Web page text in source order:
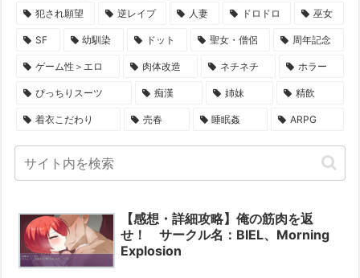
犯され願望 逆レイプ 人妻 ドロドロ 巫女
SF 幼馴染 ドット 聖女・僧侶 周年記念
ゲーム性＞エロ 肉体改造 ネチネチ ホラー
ぴっちりスーツ 痴漢 姉妹 精飲
着衣こだわり 売春 睡眠姦 ARPG
【感想・詳細攻略】俺の筋肉を返
せ！ サークル名：BIEL、Morning
Explosion